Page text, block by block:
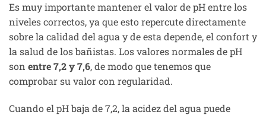
Es muy importante mantener el valor de pH entre los
niveles correctos, ya que esto repercute directamente
sobre la calidad del agua y de esta depende, el confort y
la salud de los bañistas. Los valores normales de pH
son entre 7,2 y 7,6, de modo que tenemos que
comprobar su valor con regularidad.
Cuando el pH baja de 7,2, la acidez del agua puede